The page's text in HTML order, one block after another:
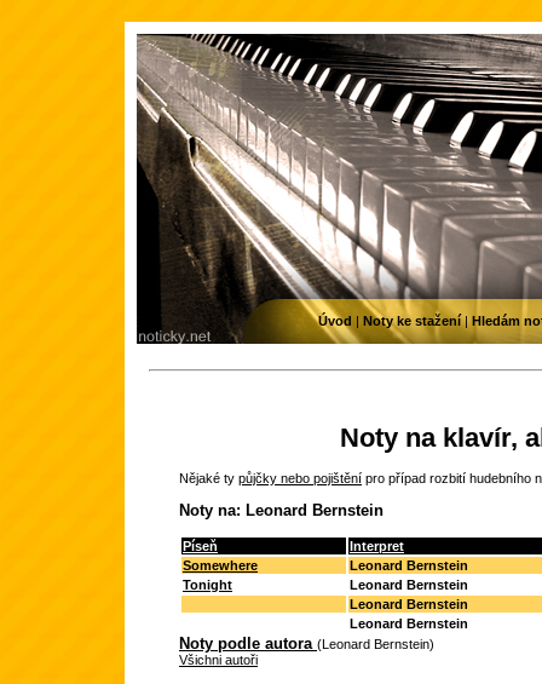
Noty na klavír,
Nějaké ty půjčky nebo pojištění pro případ rozbití hudebního
Noty na: Leonard Bernstein
Píseň
Interpret
Somewhere
Leonard Bernstein
Tonight
Leonard Bernstein
Leonard Bernstein
Leonard Bernstein
Noty podle autora (Leonard Bernstein)
Všichni autoři
Úvod | Noty ke stažení| Hledám